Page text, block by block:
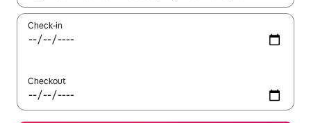
Check-in
Checkout